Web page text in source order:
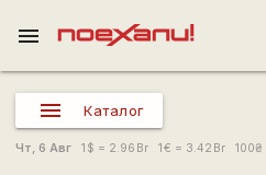
menu
Каталог
Чт, 6 Авг 1 $ = 2.96 Br 1€ = 3.42 Br 100₴